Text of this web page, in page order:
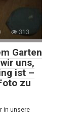
313
Garten
uns,
ist –
zu
in unsere